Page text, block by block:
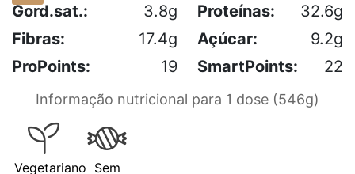
Gord.sat.:
3.8g Proteínas:
32.6g
Fibras:
17.4g Açúcar:
9.2g
ProPoints:
19 SmartPoints: 22
Informação nutricional para 1 dose (546g)
Vegetariano Sem